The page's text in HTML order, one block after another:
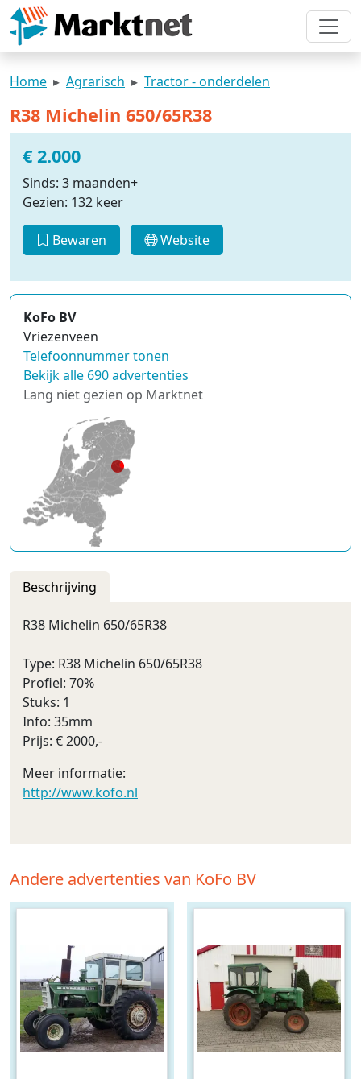
Home Agrarisch Tractor - onderdelen
R38 Michelin 650/65R38
€ 2.000
Sinds: 3 maanden+
Gezien: 132 keer
Bewaren Website
KoFo BV
Vriezenveen
Telefoonnummer tonen
Bekijk alle 690 advertenties
Lang niet gezien op Marktnet
Beschrijving
R38 Michelin 650/65R38
Type: R38 Michelin 650/65R38
Profiel: 70%
Stuks: 1
Info: 35mm
Prijs: € 2000,-
Meer informatie:
http://www.kofo.nl
Andere advertenties van KoFo BV